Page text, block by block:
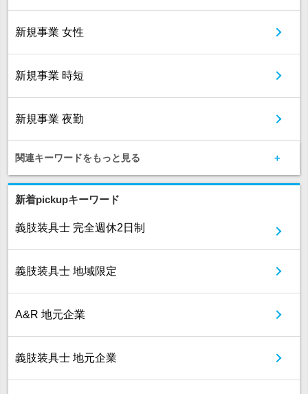
新規事業 女性
新規事業 時短
新規事業 夜勤
関連キーワードをもっと見る
新着pickupキーワード
義肢装具士 完全週休2日制
義肢装具士 地域限定
A&R 地元企業
義肢装具士 地元企業